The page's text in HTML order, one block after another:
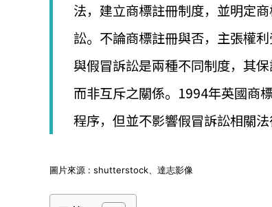
權
顧
問
│
專
利
佈
局
│
專
法，建立商標註冊制度，並明定
訟。不論商標註冊與否，主張權
與假冒訴訟是兩種不同制度，其
而非互斥之關係。1994年英國商
程序，但並不影響假冒訴訟相關
圖片來源 : shutterstock、達志影像